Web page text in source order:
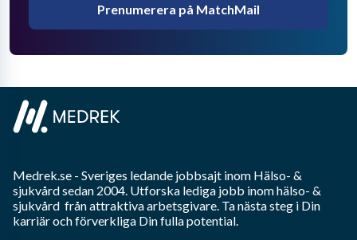
Prenumerera på MatchMail
Medrek.se - Sveriges ledande jobbsajt inom Hälso- &
sjukvårdsedan 2004. Utforska lediga jobb inomhälso- &
sjukvård från attraktiva arbetsgivare. Ta nästa steg i Din
karriär och förverkliga Din fulla potential.